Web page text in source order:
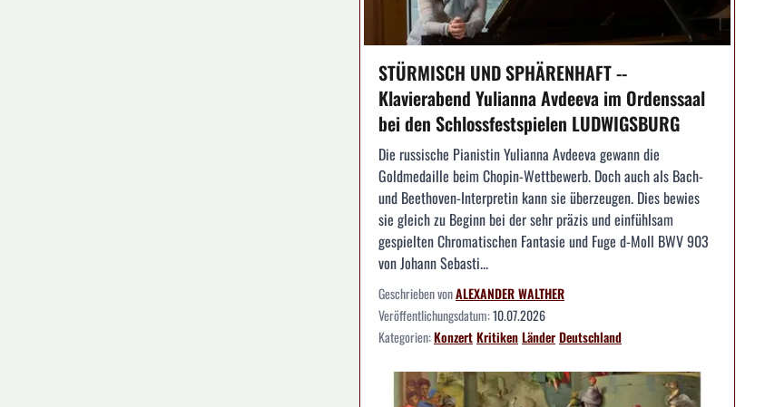
STÜRMISCH UND SPHÄRENHAFT --
Klavierabend Yulianna Avdeeva im Ordenssaal
bei den Schlossfestspielen LUDWIGSBURG
Die russische Pianistin Yulianna Avdeeva gewann die
Goldmedaille beim Chopin-Wettbewerb. Doch auch als Bach-
und Beethoven-Interpretin kann sie überzeugen. Dies bewies
sie gleich zu Beginn bei der sehr präzis und einfühlsam
gespielten Chromatischen Fantasie und Fuge d-Moll BWV 903
von Johann Sebasti...
Geschrieben vonALEXANDER WALTHER
Veröffentlichungsdatum:10.07.2026
Kategorien:KonzertKritikenLänderDeutschland